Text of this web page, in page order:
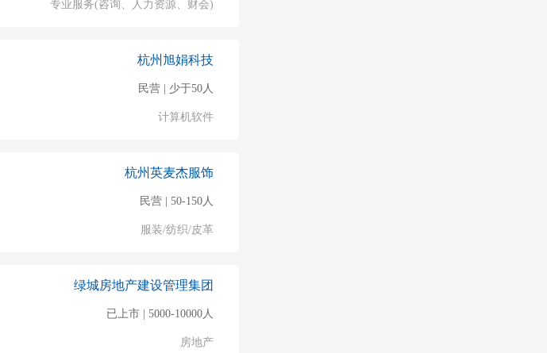
专业服务(咨询、人力资源、财会)
杭州旭娟科技
民营 | 少于50人
计算机软件
杭州英麦杰服饰
民营 | 50-150人
服装/纺织/皮革
绿城房地产建设管理集团
已上市 | 5000-10000人
房地产